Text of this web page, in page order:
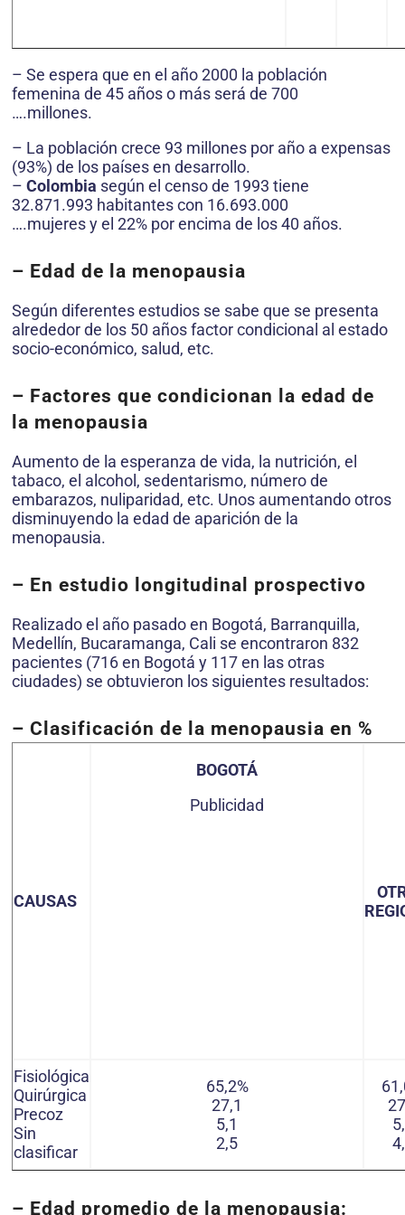
– Se espera que en el año 2000 la población
femenina de 45 años o más será de 700
….millones.
– La población crece 93 millones por año a expensas
(93%) de los países en desarrollo.
– Colombia según el censo de 1993 tiene
32.871.993 habitantes con 16.693.000
….mujeres y el 22% por encima de los 40 años.
– Edad de la menopausia
Según diferentes estudios se sabe que se presenta
alrededor de los 50 años factor condicional al estado
socio-económico, salud, etc.
– Factores que condicionan la edad de
la menopausia
Aumento de la esperanza de vida, la nutrición, el
tabaco, el alcohol, sedentarismo, número de
embarazos, nuliparidad, etc. Unos aumentando otros
disminuyendo la edad de aparición de la
menopausia.
– En estudio longitudinal prospectivo
Realizado el año pasado en Bogotá, Barranquilla,
Medellín, Bucaramanga, Cali se encontraron 832
pacientes (716 en Bogotá y 117 en las otras
ciudades) se obtuvieron los siguientes resultados:
– Clasificación de la menopausia en %
CAUSAS
BOGOTÁ
Publicidad
Fisiológica
Quirúrgica
Precoz
Sin
clasificar
65,2%
27,1
5,1
2,5
– Edad promedio de la menopausia: